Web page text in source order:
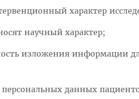
характер
научный характер;
изложения информации
данных